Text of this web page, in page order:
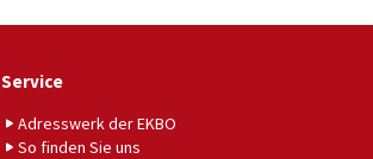
Service
Adresswerk der EKBO
So finden Sie uns